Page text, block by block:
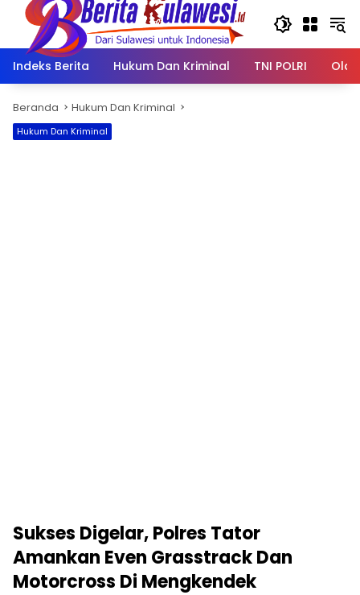
Langsung
konten
Indeks Berita
Hukum Dan Kriminal TNI POLRI
Beranda Hukum Dan Kriminal
Hukum Dan Kriminal
Sukses Digelar, Polres Tator
Amankan Even Grasstrack Dan
Motorcross Di Mengkendek